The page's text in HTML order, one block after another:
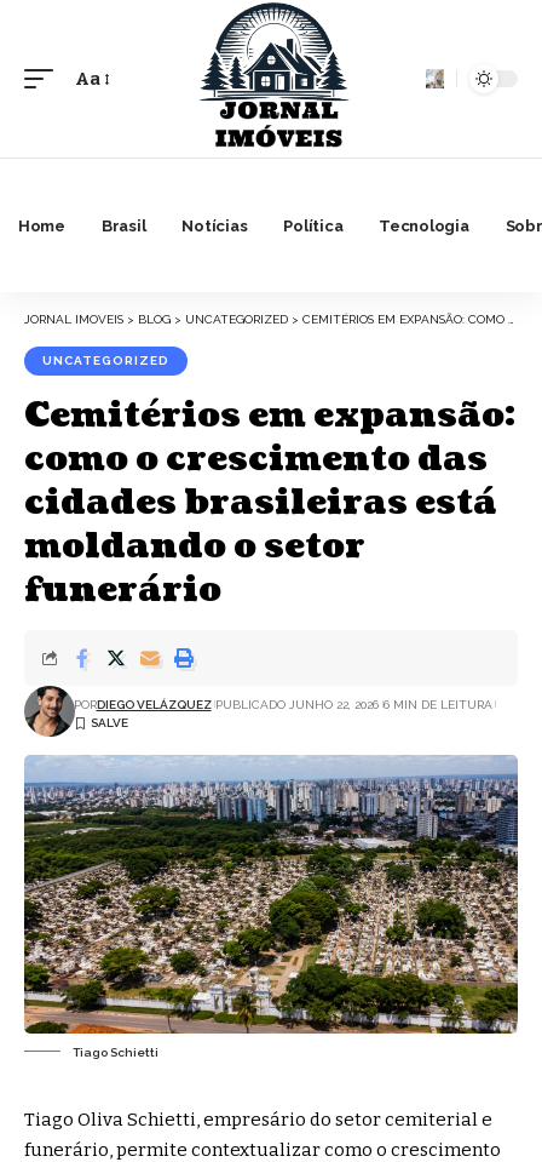
Font
Aa
Home Brasil Notícias Política Tecnologia
JORNAL IMOVEIS > BLOG > UNCATEGORIZED > CEMITÉRIOS EM EXPANSÃO: COMO O CRESCIMENTO DAS CIDADES BRASILEIRAS ESTÁ MOLDANDO O SETOR FUNERÁRIO
UNCATEGORIZED
Cemitérios em expansão:
como o crescimento das
cidades brasileiras está
moldando o setor
funerário
PORDIEGO VELÁZQUEZ PUBLICADO JUNHO 22, 2026 6 MIN DE LEITURA
Tiago Schietti
Tiago Oliva Schietti, empresário do setor cemiterial e
funerário, permite contextualizar como o crescimento